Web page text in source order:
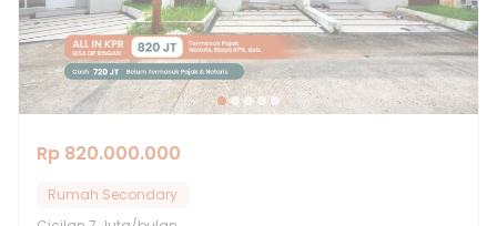
Rp 820.000.000
Rumah Secondary